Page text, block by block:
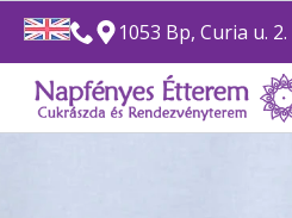
1053 Bp, Curia u. 2.